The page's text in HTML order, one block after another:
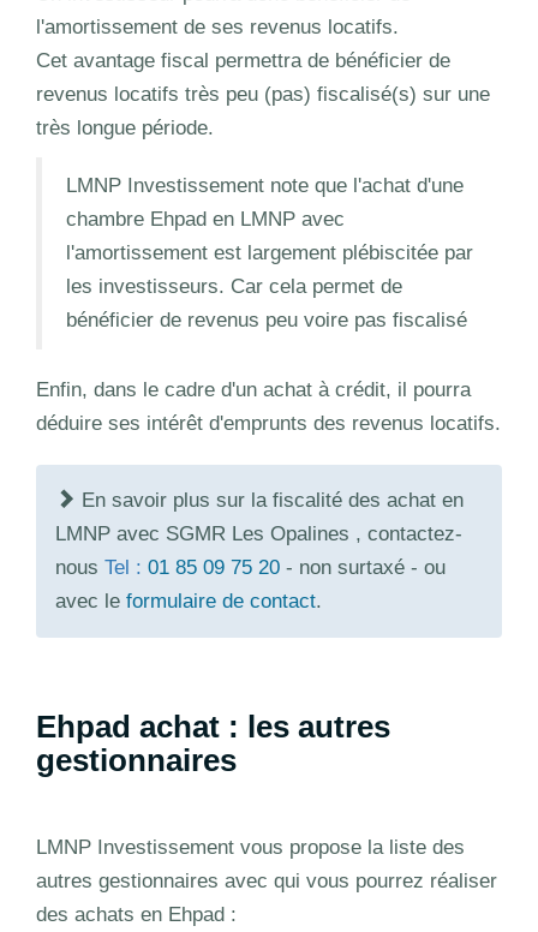
l'amortissement de ses revenus locatifs.
Cet avantage fiscal permettra de bénéficier de
revenus locatifs très peu (pas) fiscalisé(s) sur une
très longue période.
LMNP Investissement note que l'achat d'une
chambre Ehpad en LMNP avec
l'amortissement est largement plébiscitée par
les investisseurs. Car cela permet de
bénéficier de revenus peu voire pas fiscalisé
Enfin, dans le cadre d'un achat à crédit, il pourra
déduire ses intérêt d'emprunts des revenus locatifs.
En savoir plus sur la fiscalité des achat en
LMNP avec SGMR Les Opalines , contactez-
nous Tel : 01 85 09 75 20 - non surtaxé - ou
avec le formulaire de contact.
Ehpad achat : les autres
gestionnaires
LMNP Investissement vous propose la liste des
autres gestionnaires avec qui vous pourrez réaliser
des achats en Ehpad :